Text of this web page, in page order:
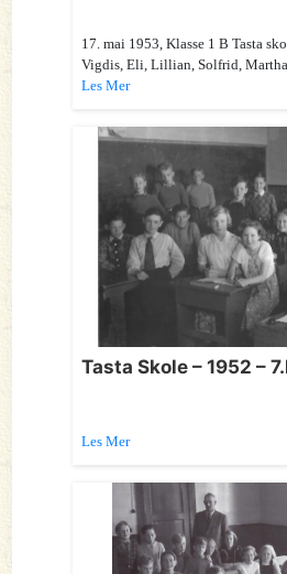
17. mai 1953, Klasse 1 B Tasta
Vigdis, Eli, Lillian, Solfrid,
Les Mer
Tasta Skole – 1952 –
Les Mer